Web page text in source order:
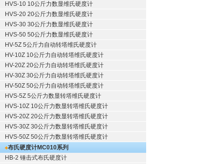
HVS-10 10公斤力数显维氏硬度计
HVS-20 20公斤力数显维氏硬度计
HVS-30 30公斤力数显维氏硬度计
HVS-50 50公斤力数显维氏硬度计
HV-5Z 5公斤力自动转塔维氏硬度计
HV-10Z 10公斤力自动转塔维氏硬度计
HV-20Z 20公斤力自动转塔维氏硬度计
HV-30Z 30公斤力自动转塔维氏硬度计
HV-50Z 50公斤力自动转塔维氏硬度计
HVS-5Z 5公斤力数显转塔维氏硬度计
HVS-10Z 10公斤力数显转塔维氏硬度计
HVS-20Z 20公斤力数显转塔维氏硬度计
HVS-30Z 30公斤力数显转塔维氏硬度计
HVS-50Z 50公斤力数显转塔维氏硬度计
布氏硬度计MC010系列
HB-2 锤击式布氏硬度计